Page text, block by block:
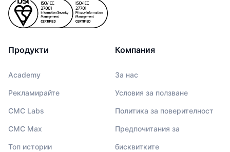
Продукти
Academy
Рекламирайте
CMC Labs
CMC Max
Топ истории
Компания
За нас
Условия за ползване
Политика за поверителност
Предпочитания за
бисквитките